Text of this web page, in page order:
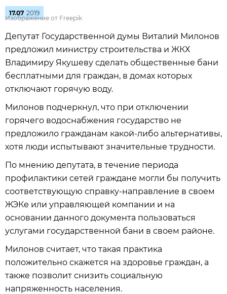
17.07 2019
Изображение от Freepik
Депутат Государственной думы Виталий Милонов
предложил министру строительства и ЖКХ
Владимиру Якушеву сделать общественные бани
бесплатными для граждан, в домах которых
отключают горячую воду.
Милонов подчеркнул, что при отключении
горячего водоснабжения государство не
предложило гражданам какой-либо альтернативы,
хотя люди испытывают значительные трудности.
По мнению депутата, в течение периода
профилактики сетей граждане могли бы получить
соответствующую справку-направление в своем
ЖЭКе или управляющей компании и на
основании данного документа пользоваться
услугами государственной бани в своем районе.
Милонов считает, что такая практика
положительно скажется на здоровье граждан, а
также позволит снизить социальную
напряженность населения.